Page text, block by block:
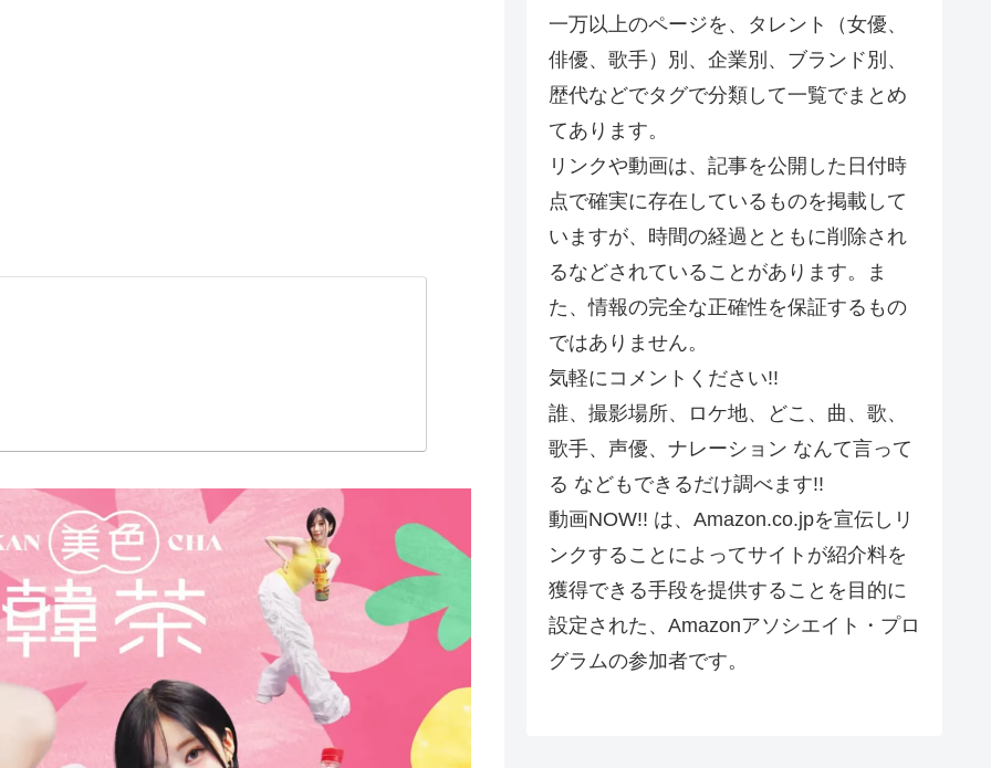
一万以上のページを、タレント（女優、
俳優、歌手）別、企業別、ブランド別、
歴代などでタグで分類して一覧でまとめ
てあります。
リンクや動画は、記事を公開した日付時
点で確実に存在しているものを掲載して
いますが、時間の経過とともに削除され
るなどされていることがあります。ま
た、情報の完全な正確性を保証するもの
ではありません。
気軽にコメントください!!
誰、撮影場所、ロケ地、どこ、曲、歌、
歌手、声優、ナレーション なんて言って
る などもできるだけ調べます!!
動画NOW!! は、Amazon.co.jpを宣伝しリ
ンクすることによってサイトが紹介料を
獲得できる手段を提供することを目的に
設定された、Amazonアソシエイト・プロ
グラムの参加者です。